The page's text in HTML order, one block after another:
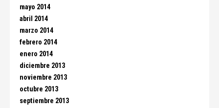
mayo 2014
abril 2014
marzo 2014
febrero 2014
enero 2014
diciembre 2013
noviembre 2013
octubre 2013
septiembre 2013